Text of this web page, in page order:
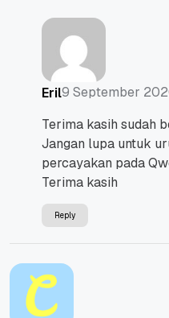
Eril9 September
Terima kasih sudah
Jangan lupa untuk
percayakan pada
Terima kasih
Reply